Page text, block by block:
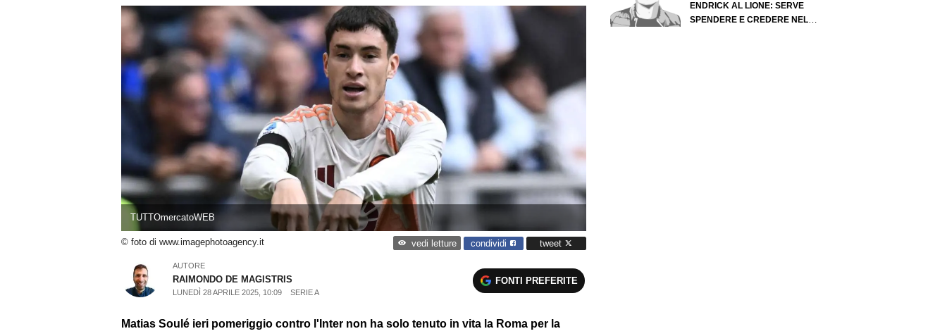
TUTTOmercatoWEB
© foto di www.imagephotoagency.it vedi letture condividi tweet
AUTORE
RAIMONDO DE MAGISTRIS
LUNEDÌ 28 APRILE 2025, 10:09 SERIE A
FONTI PREFERITE
Matias Soulé ieri pomeriggio contro l'Inter non ha solo tenuto in vita la Roma per la
ENDRICK AL LIONE: SERVE
SPENDERE E CREDERE NELLO